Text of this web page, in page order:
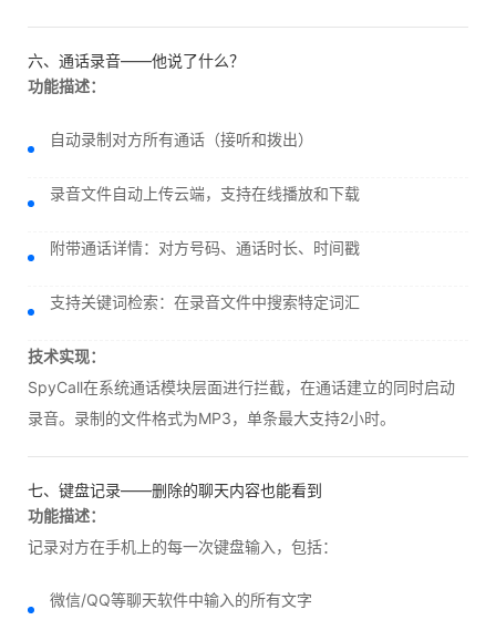
六、通话录音——他说了什么？
功能描述：
自动录制对方所有通话（接听和拨出）
录音文件自动上传云端，支持在线播放和下载
附带通话详情：对方号码、通话时长、时间戳
支持关键词检索：在录音文件中搜索特定词汇
技术实现：
SpyCall在系统通话模块层面进行拦截，在通话建立的同时启动
录音。录制的文件格式为MP3，单条最大支持2小时。
七、键盘记录——删除的聊天内容也能看到
功能描述：
记录对方在手机上的每一次键盘输入，包括：
微信/QQ等聊天软件中输入的所有文字